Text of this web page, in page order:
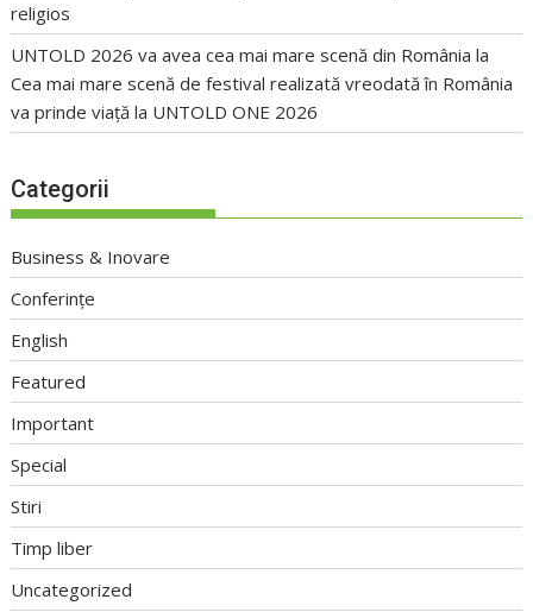
religios
UNTOLD 2026 va avea cea mai mare scenă din România la
Cea mai mare scenă de festival realizată vreodată în România
va prinde viață la UNTOLD ONE 2026
Categorii
Business & Inovare
Conferințe
English
Featured
Important
Special
Stiri
Timp liber
Uncategorized